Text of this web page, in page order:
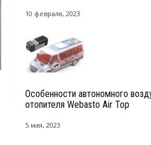
10 февраля, 2023
Особенности автономного
отопителя Webasto Air Top
5 мая, 2023